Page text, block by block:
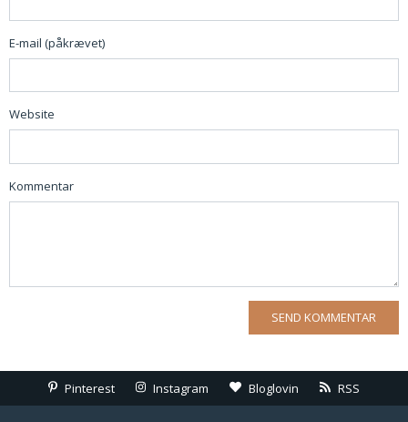
E-mail (påkrævet)
Website
Kommentar
Pinterest Instagram Bloglovin RSS